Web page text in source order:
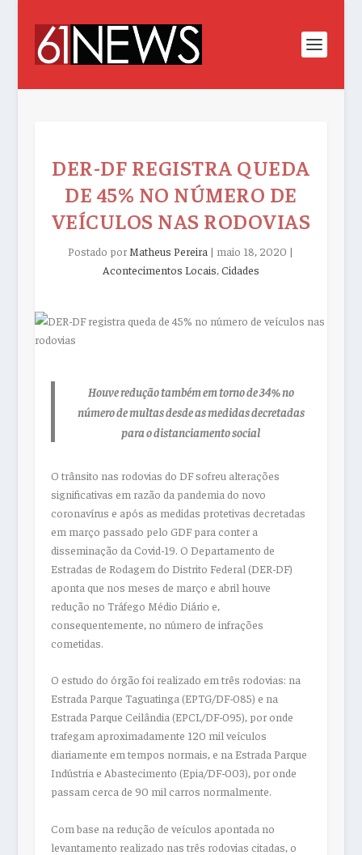
DER-DF REGISTRA QUEDA
DE 45% NO NÚMERO DE
VEÍCULOS NAS RODOVIAS
Postado por Matheus Pereira | maio 18, 2020 |
Acontecimentos Locais,Cidades
Houve redução também em torno de 34% no
número de multas desde as medidas decretadas
para o distanciamento social
O trânsito nas rodovias do DF sofreu alterações
significativas em razão da pandemia do novo
coronavírus e após as medidas protetivas decretadas
em março passado pelo GDF para conter a
disseminação da Covid-19. O Departamento de
Estradas de Rodagem do Distrito Federal (DER-DF)
aponta que nos meses de março e abril houve
redução no Tráfego Médio Diário e,
consequentemente, no número de infrações
cometidas.
O estudo do órgão foi realizado em três rodovias: na
Estrada Parque Taguatinga (EPTG/DF-085) e na
Estrada Parque Ceilândia (EPCL/DF-095), por onde
trafegam aproximadamente 120 mil veículos
diariamente em tempos normais, e na Estrada Parque
Indústria e Abastecimento (Epia/DF-003), por onde
passam cerca de 90 mil carros normalmente.
Com base na redução de veículos apontada no
levantamento realizado nas três rodovias citadas, o